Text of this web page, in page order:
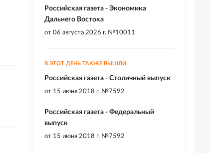
Российская газета - Экономика
Дальнего Востока
от 06 августа 2026 г. №10011
В ЭТОТ ДЕНЬ ТАКЖЕ ВЫШЛИ:
Российская газета - Столичный выпуск
от 15 июня 2018 г. №7592
Российская газета - Федеральный
выпуск
от 15 июня 2018 г. №7592